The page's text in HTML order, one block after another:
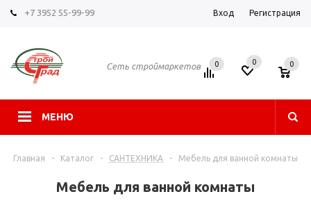
+7 3952 55-99-99 Вход Регистрация
Сеть строймаркетов
МЕНЮ
0 0 0
Главная - Каталог - САНТЕХНИКА - Мебель для ванной комнаты
Мебель для ванной комнаты